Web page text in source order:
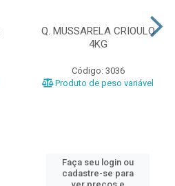
Q. MUSSARELA CRIOULO
4KG
Código: 3036
Produto de peso variável
Faça seu login ou
cadastre-se para